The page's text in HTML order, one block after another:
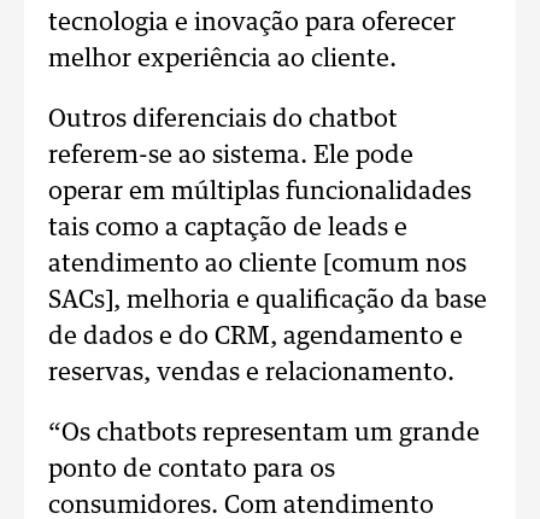
tecnologia e inovação para oferecer
melhor experiência ao cliente.
Outros diferenciais do chatbot
referem-se ao sistema. Ele pode
operar em múltiplas funcionalidades
tais como a captação de leads e
atendimento ao cliente [comum nos
SACs], melhoria e qualificação da base
de dados e do CRM, agendamento e
reservas, vendas e relacionamento.
“Os chatbots representam um grande
ponto de contato para os
consumidores. Com atendimento